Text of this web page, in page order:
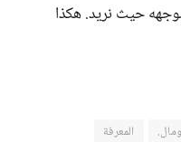
حيث نريد. هكذا
المعرفة